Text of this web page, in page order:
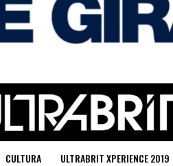
CULTURA ULTRABRIT XPERIENCE 2019